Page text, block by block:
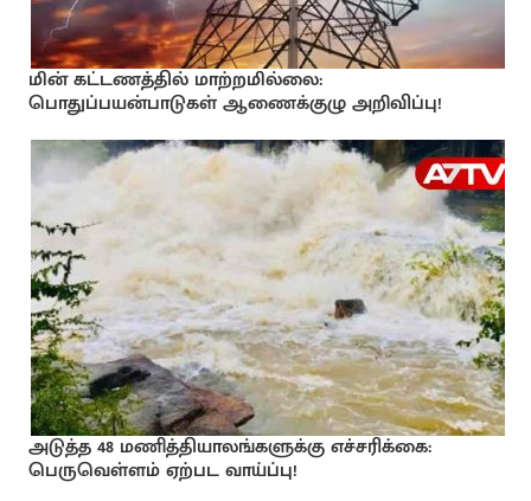
மின் கட்டணத்தில் மாற்றமில்லை:
பொதுப்பயன்பாடுகள் ஆணைக்குழு அறிவிப்பு!
அடுத்த 48 மணித்தியாலங்களுக்கு எச்சரிக்கை:
பெருவெள்ளம் ஏற்பட வாய்ப்பு!